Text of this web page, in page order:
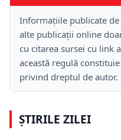
Informațiile publicate
alte publicații online
cu citarea sursei cu link
această regulă
privind dreptul de autor.
ȘTIRILE ZILEI